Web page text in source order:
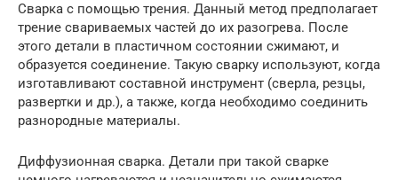
Сварка с помощью трения. Данный метод предполагает
трение свариваемых частей до их разогрева. После
этого детали в пластичном состоянии сжимают, и
образуется соединение. Такую сварку используют, когда
изготавливают составной инструмент (сверла, резцы,
развертки и др.), а также, когда необходимо соединить
разнородные материалы.
Диффузионная сварка. Детали при такой сварке